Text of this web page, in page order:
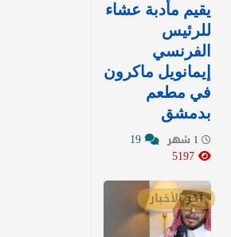
يقيم مأدبة عشاء
للرئيس
الفرنسي
إيمانويل ماكرون
في مطعم
بدمشق
آخر الأخبار